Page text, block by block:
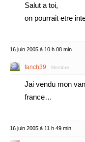
Salut a toi,
on pourrait etre
16 juin 2005 à 10 h 08 min
fanch39 Membre
Jai vendu mon
france…
16 juin 2005 à 11 h 49 min